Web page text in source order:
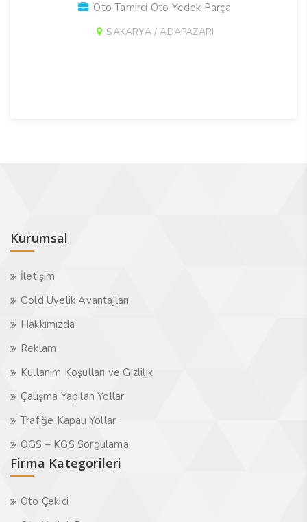
Oto Tamirci Oto Yedek Parça
SAKARYA / ADAPAZARI
Kurumsal
İletişim
Gold Üyelik Avantajları
Hakkımızda
Reklam
Kullanım Koşulları ve Gizlilik
Çalışma Yapılan Yollar
Trafiğe Kapalı Yollar
OGS – KGS Sorgulama
Firma Kategorileri
Oto Çekici